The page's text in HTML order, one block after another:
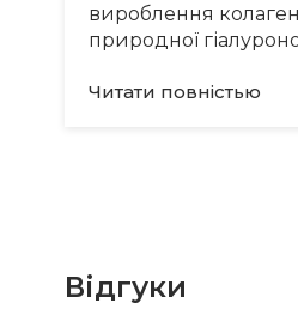
вироблення
природної
Читати повнiстью
Відгуки